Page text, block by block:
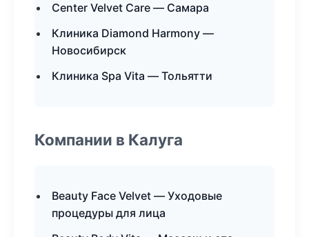
Center Velvet Care — Самара
Клиника Diamond Harmony —
Новосибирск
Клиника Spa Vita — Тольятти
Компании в Калуга
Beauty Face Velvet — Уходовые
процедуры для лица